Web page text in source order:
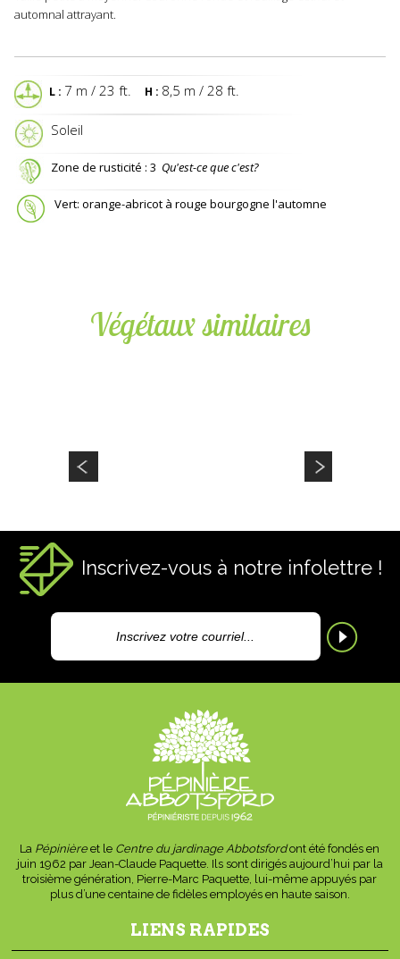
automnal attrayant.
L : 7 m / 23 ft. H : 8,5 m / 28 ft.
Soleil
Zone de rusticité : 3 Qu'est-ce que c'est?
Vert: orange-abricot à rouge bourgogne l'automne
Végétaux similaires
Inscrivez-vous à notre infolettre !
La Pépinièreet le Centre du jardinage Abbotsfordont été fondés en
juin 1962 par Jean-Claude Paquette. Ils sont dirigés aujourd’hui par la
troisième génération, Pierre-Marc Paquette, lui-même appuyés par
plus d’une centaine de fidèles employés en haute saison.
LIENS RAPIDES